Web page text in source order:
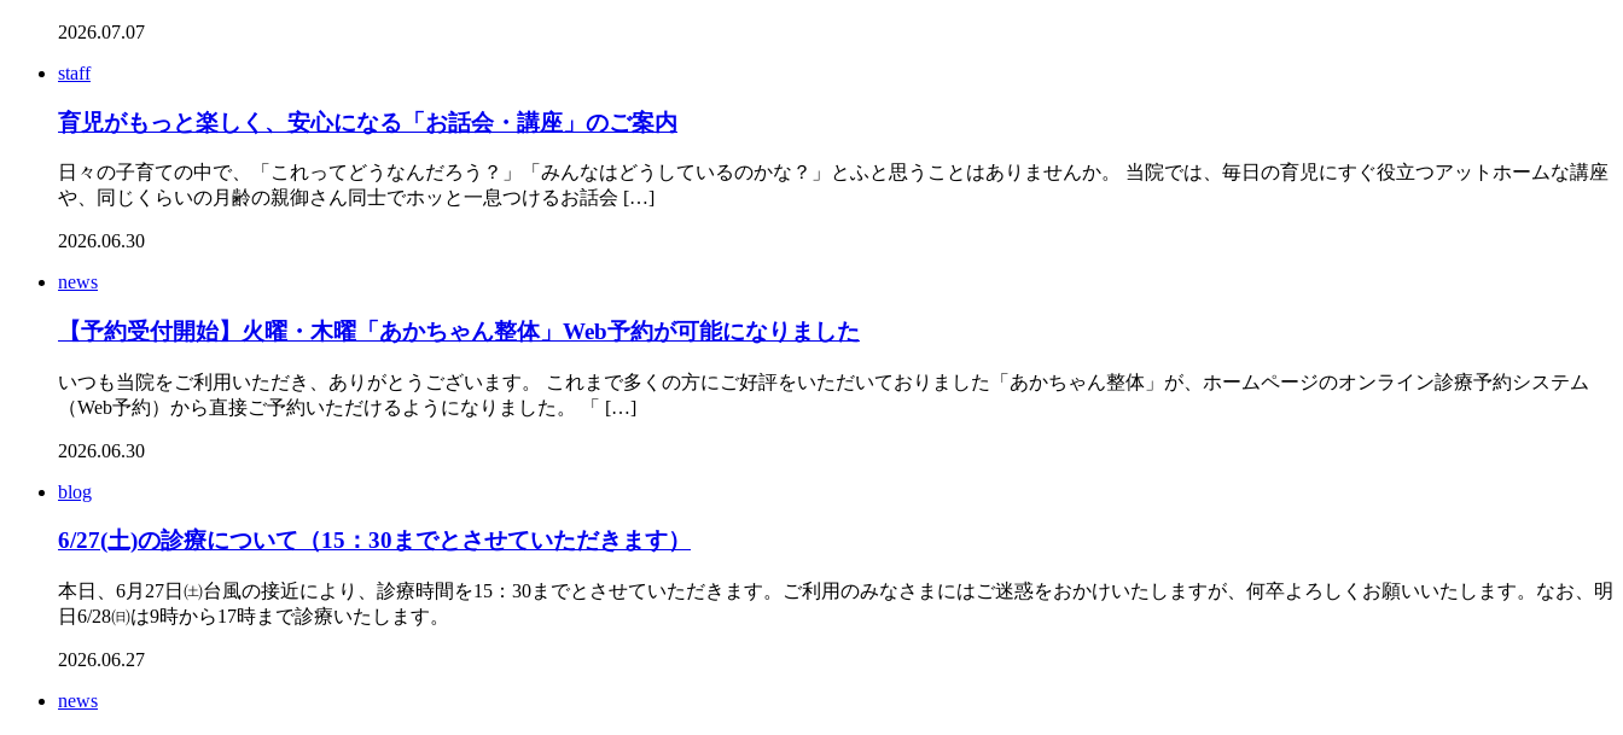
2026.07.07
staff
育児がもっと楽しく、安心になる「お話会・講座」のご案内
日々の子育ての中で、「これってどうなんだろう？」「みんなはどうしているのかな？」とふと思うことはありませんか。 当院では、毎日の育児にすぐ役立つアットホームな講座
や、同じくらいの月齢の親御さん同士でホッと一息つけるお話会 […]
2026.06.30
news
【予約受付開始】火曜・木曜「あかちゃん整体」Web予約が可能になりました
いつも当院をご利用いただき、ありがとうございます。 これまで多くの方にご好評をいただいておりました「あかちゃん整体」が、ホームページのオンライン診療予約システム
（Web予約）から直接ご予約いただけるようになりました。 「 […]
2026.06.30
blog
6/27(土)の診療について（15：30までとさせていただきます）
本日、6月27日㈯台風の接近により、診療時間を15：30までとさせていただきます。ご利用のみなさまにはご迷惑をおかけいたしますが、何卒よろしくお願いいたします。なお、明
日6/28㈰は9時から17時まで診療いたします。
2026.06.27
news